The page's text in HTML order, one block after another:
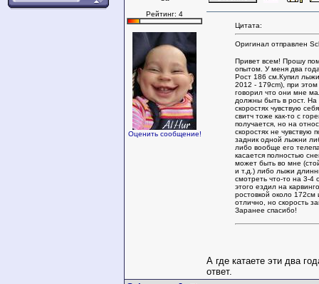
Рейтинг: 4
Оценить сообщение!
Цитата:
Оригинал отправлен
Привет всем! Прошу
опытом. У меня два
Рост 186 см.Купил
2012 - 179cm), при
говорил что они мне
должны быть в рост.
скоростях чувствую
свитч тоже как-то с
получается, но на
скоростях не чувствую
задник одной лыжни
либо вообще его
касается полностью
может быть во мне
и т.д.) либо лыжи
смотреть что-то на 3-4
этого ездил на
ростовкой около 172см
отлично, но скорость
Заранее спасибо!
А где катаете эти два
ответ.